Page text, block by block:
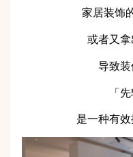
家居装饰
或者又
导致
「
是一种有